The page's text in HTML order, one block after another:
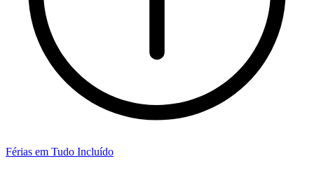
Férias em Tudo Incluído